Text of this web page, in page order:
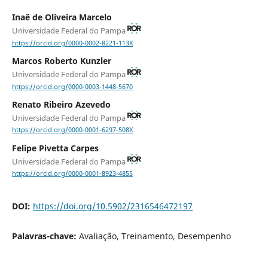
Inaê de Oliveira Marcelo
Universidade Federal do Pampa
https://orcid.org/0000-0002-8221-113X
Marcos Roberto Kunzler
Universidade Federal do Pampa
https://orcid.org/0000-0003-1448-5670
Renato Ribeiro Azevedo
Universidade Federal do Pampa
https://orcid.org/0000-0001-6297-508X
Felipe Pivetta Carpes
Universidade Federal do Pampa
https://orcid.org/0000-0001-8923-4855
DOI: https://doi.org/10.5902/2316546472197
Palavras-chave: Avaliação, Treinamento, Desempenho